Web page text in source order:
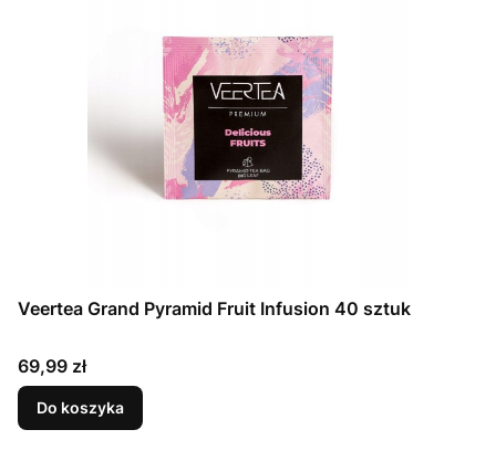
Veertea Grand Pyramid Fruit Infusion 40 sztuk
Cena
69,99 zł
Do koszyka